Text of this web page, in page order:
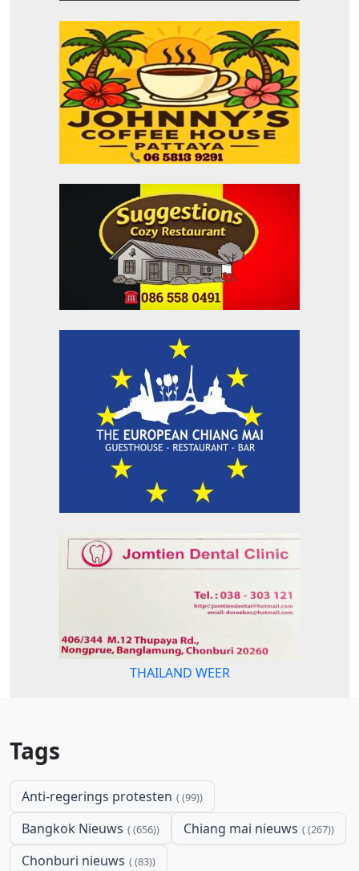
THAILAND WEER
Tags
Anti-regerings protesten (99)
Bangkok Nieuws (656) Chiang mai nieuws (267)
Chonburi nieuws (83)